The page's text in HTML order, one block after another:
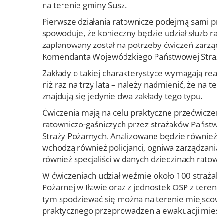
na terenie gminy Susz.
Pierwsze działania ratownicze podejmą sami
spowoduje, że konieczny będzie udział służb
zaplanowany został na potrzeby ćwiczeń
Komendanta Wojewódzkiego Państwowej
Zakłady o takiej charakterystyce wymagają
niż raz na trzy lata – należy nadmienić, że na
znajdują się jedynie dwa zakłady tego typu.
Ćwiczenia mają na celu praktyczne
ratowniczo-gaśniczych przez strażaków
Straży Pożarnych. Analizowane będzie
wchodzą również policjanci, ogniwa
również specjaliści w danych dziedzinach
W ćwiczeniach udział weźmie około 100
Pożarnej w Iławie oraz z jednostek OSP z
tym spodziewać się można na terenie
praktycznego przeprowadzenia ewakuacji